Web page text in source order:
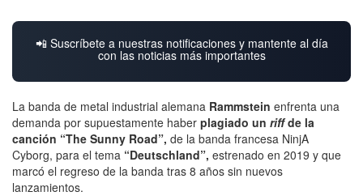
📲 Suscríbete a nuestras notificaciones y mantente al día
con las noticias más importantes
La banda de metal industrial alemana Rammstein enfrenta una
demanda por supuestamente haber plagiado un riffde la
canción “The Sunny Road”, de la banda francesa NinjA
Cyborg, para el tema “Deutschland”, estrenado en 2019 y que
marcó el regreso de la banda tras 8 años sin nuevos
lanzamientos.